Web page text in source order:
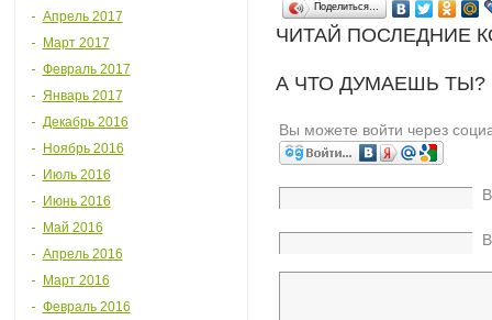
Апрель 2017
Март 2017
Февраль 2017
Январь 2017
Декабрь 2016
Ноябрь 2016
Июль 2016
Июнь 2016
Май 2016
Апрель 2016
Март 2016
Февраль 2016
Поделиться…
ЧИТАЙ ПОСЛЕДНИЕ
А ЧТО ДУМАЕШЬ
Вы можете войти через